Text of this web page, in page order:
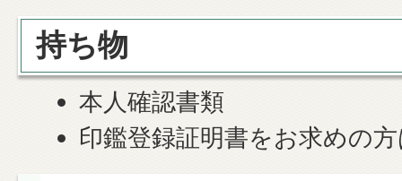
持ち物
本人確認書類
印鑑登録証明書をお求めの